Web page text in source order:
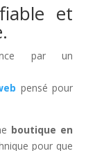
et
par un
pensé pour
boutique en
pour que